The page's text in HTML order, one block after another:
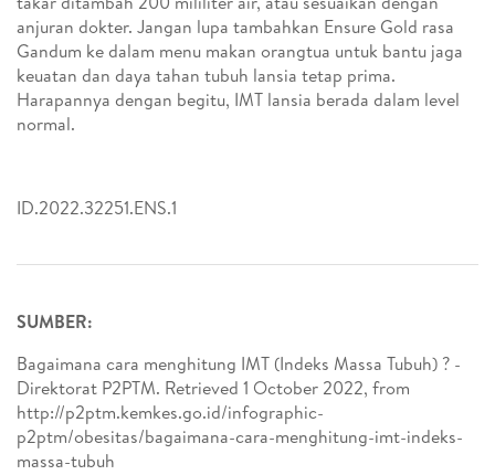
anjuran dokter. Jangan lupa tambahkan Ensure Gold rasa
Gandum ke dalam menu makan orangtua untuk bantu jaga
keuatan dan daya tahan tubuh lansia tetap prima.
Harapannya dengan begitu, IMT lansia berada dalam level
normal.
ID.2022.32251.ENS.1
SUMBER:
Bagaimana cara menghitung IMT (Indeks Massa Tubuh) ? -
Direktorat P2PTM. Retrieved 1 October 2022, from
http://p2ptm.kemkes.go.id/infographic-
p2ptm/obesitas/bagaimana-cara-menghitung-imt-indeks-
massa-tubuh